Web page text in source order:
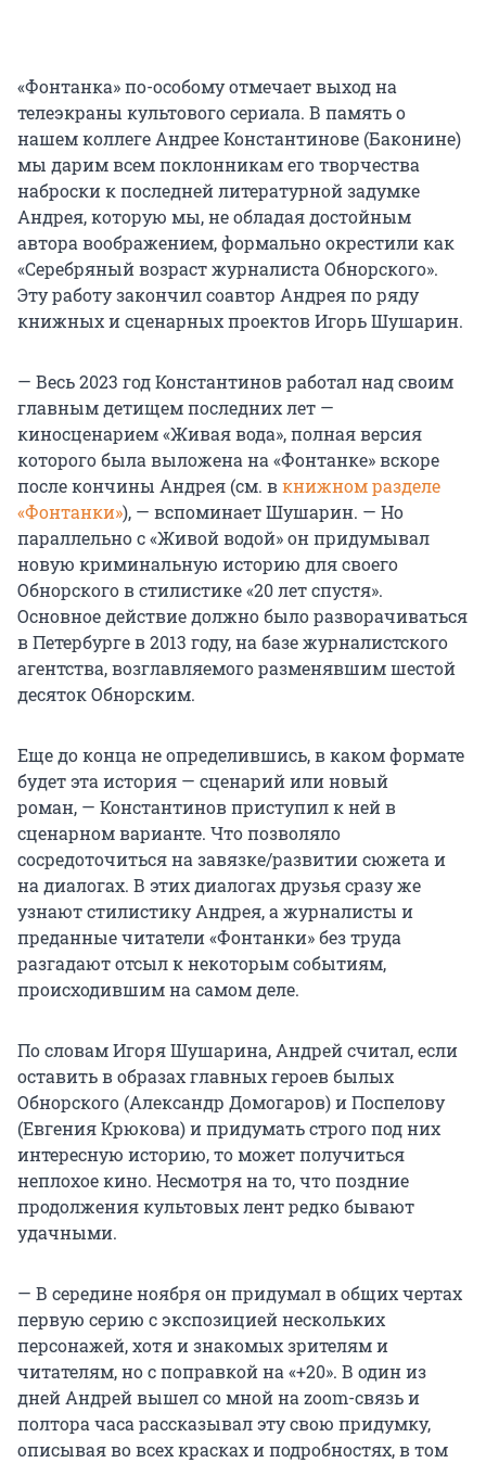
«Фонтанка» по-особому отмечает выход на
телеэкраны культового сериала. В память о
нашем коллеге Андрее Константинове (Баконине)
мы дарим всем поклонникам его творчества
наброски к последней литературной задумке
Андрея, которую мы, не обладая достойным
автора воображением, формально окрестили как
«Серебряный возраст журналиста Обнорского».
Эту работу закончил соавтор Андрея по ряду
книжных и сценарных проектов Игорь Шушарин.
— Весь 2023 год Константинов работал над своим
главным детищем последних лет —
киносценарием «Живая вода», полная версия
которого была выложена на «Фонтанке» вскоре
после кончины Андрея (см. вкнижном разделе
«Фонтанки»), — вспоминает Шушарин. — Но
параллельно с «Живой водой» он придумывал
новую криминальную историю для своего
Обнорского в стилистике «20 лет спустя».
Основное действие должно было разворачиваться
в Петербурге в 2013 году, на базе журналистского
агентства, возглавляемого разменявшим шестой
десяток Обнорским.
Еще до конца не определившись, в каком формате
будет эта история — сценарий или новый
роман, — Константинов приступил к ней в
сценарном варианте. Что позволяло
сосредоточиться на завязке/развитии сюжета и
на диалогах. В этих диалогах друзья сразу же
узнают стилистику Андрея, а журналисты и
преданные читатели «Фонтанки» без труда
разгадают отсыл к некоторым событиям,
происходившим на самом деле.
По словам Игоря Шушарина, Андрей считал, если
оставить в образах главных героев былых
Обнорского (Александр Домогаров) и Поспелову
(Евгения Крюкова) и придумать строго под них
интересную историю, то может получиться
неплохое кино. Несмотря на то, что поздние
продолжения культовых лент редко бывают
удачными.
— В середине ноября он придумал в общих чертах
первую серию с экспозицией нескольких
персонажей, хотя и знакомых зрителям и
читателям, но с поправкой на «+20». В один из
дней Андрей вышел со мной на zoom-связь и
полтора часа рассказывал эту свою придумку,
описывая во всех красках и подробностях, в том